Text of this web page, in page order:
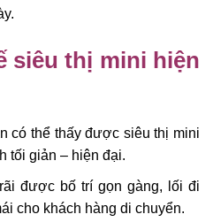
siêu thị mini hiện
có thể thấy được siêu thị mini
tối giản – hiện đại.
được bố trí gọn gàng, lối đi
cho khách hàng di chuyển.